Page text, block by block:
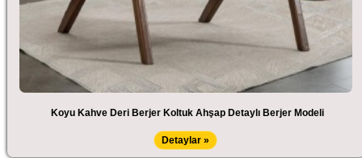
Koyu Kahve Deri Berjer Koltuk Ahşap Detaylı Berjer Modeli
Detaylar »